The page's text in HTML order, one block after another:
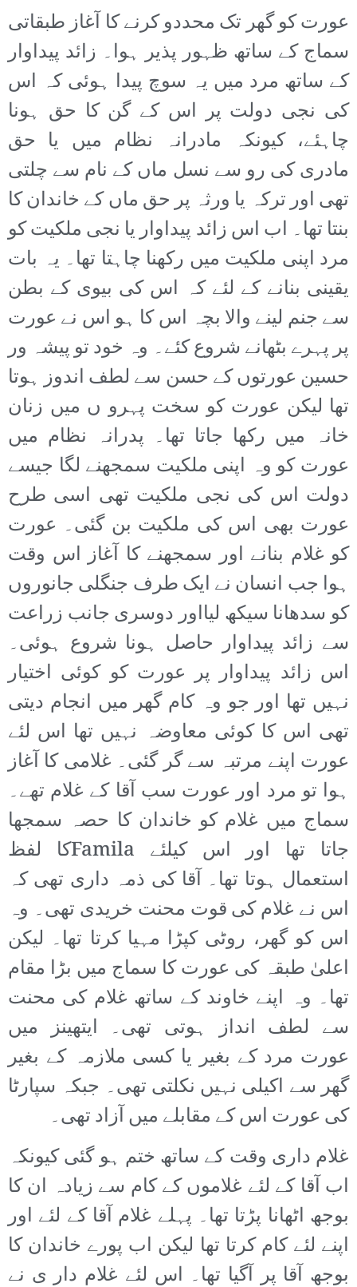
عورت کو گھر تک محددو کرنے کا آغاز طبقاتی
سماج کے ساتھ ظہور پذیر ہوا۔ زائد پیداوار
کے ساتھ مرد میں یہ سوچ پیدا ہوئی کہ اس
کی نجی دولت پر اس کے گن کا حق ہونا
چاہئے، کیونکہ مادرانہ نظام میں یا حق
مادری کی رو سے نسل ماں کے نام سے چلتی
تھی اور ترکہ یا ورثہ پر حق ماں کے خاندان کا
بنتا تھا۔ اب اس زائد پیداوار یا نجی ملکیت کو
مرد اپنی ملکیت میں رکھنا چاہتا تھا۔ یہ بات
یقینی بنانے کے لئے کہ اس کی بیوی کے بطن
سے جنم لینے والا بچہ اس کا ہو اس نے عورت
پر پہرے بٹھانے شروع کئے۔ وہ خود تو پیشہ ور
حسین عورتوں کے حسن سے لطف اندوز ہوتا
تھا لیکن عورت کو سخت پہرو ں میں زنان
خانہ میں رکھا جاتا تھا۔ پدرانہ نظام میں
عورت کو وہ اپنی ملکیت سمجھنے لگا جیسے
دولت اس کی نجی ملکیت تھی اسی طرح
عورت بھی اس کی ملکیت بن گئی۔ عورت
کو غلام بنانے اور سمجھنے کا آغاز اس وقت
ہوا جب انسان نے ایک طرف جنگلی جانوروں
کو سدھانا سیکھ لیااور دوسری جانب زراعت
سے زائد پیداوار حاصل ہونا شروع ہوئی۔
اس زائد پیداوار پر عورت کو کوئی اختیار
نہیں تھا اور جو وہ کام گھر میں انجام دیتی
تھی اس کا کوئی معاوضہ نہیں تھا اس لئے
عورت اپنے مرتبہ سے گر گئی۔ غلامی کا آغاز
ہوا تو مرد اور عورت سب آقا کے غلام تھے۔
سماج میں غلام کو خاندان کا حصہ سمجھا
جاتا تھا اور اس کیلئے Familaکا لفظ
استعمال ہوتا تھا۔ آقا کی ذمہ داری تھی کہ
اس نے غلام کی قوت محنت خریدی تھی۔ وہ
اس کو گھر، روٹی کپڑا مہیا کرتا تھا۔ لیکن
اعلیٰ طبقہ کی عورت کا سماج میں بڑا مقام
تھا۔ وہ اپنے خاوند کے ساتھ غلام کی محنت
سے لطف انداز ہوتی تھی۔ ایتھینز میں
عورت مرد کے بغیر یا کسی ملازمہ کے بغیر
گھر سے اکیلی نہیں نکلتی تھی۔ جبکہ سپارٹا
کی عورت اس کے مقابلے میں آزاد تھی۔
غلام داری وقت کے ساتھ ختم ہو گئی کیونکہ
اب آقا کے لئے غلاموں کے کام سے زیادہ ان کا
بوجھ اٹھانا پڑتا تھا۔ پہلے غلام آقا کے لئے اور
اپنے لئے کام کرتا تھا لیکن اب پورے خاندان کا
بوجھ آقا پر آگیا تھا۔ اس لئے غلام دار ی نے